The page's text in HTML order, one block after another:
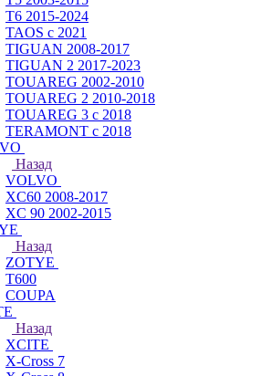
T6 2015-2024
TAOS с 2021
TIGUAN 2008-2017
TIGUAN 2 2017-2023
TOUAREG 2002-2010
TOUAREG 2 2010-2018
TOUAREG 3 с 2018
TERAMONT с 2018
Назад
VOLVO
XC60 2008-2017
XC 90 2002-2015
Назад
ZOTYE
T600
COUPA
Назад
XCITE
X-Cross 7